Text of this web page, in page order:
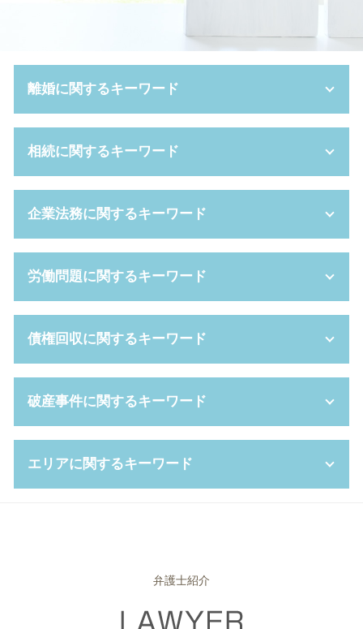
離婚に関するキーワード
離婚 慰謝料
dv 夫 離婚
財産分与 対象
離婚 手続き流れ
養育費 強制執行
調停 費用
妻 モラハラ
dv 離婚 慰謝料
離婚 種類
養育費 平均
養育費 調停
家裁 調停
離婚後 手続き
相続に関するキーワード
任意後見 費用
遺産分割協議書 作成
公正証書遺言 必要書類
相続財産 管理人
任意後見人 デメリット
みなし相続財産 とは
成年後見 弁護士
相続財産 寄付
相続放棄 空き家
連帯保証人 相続
成年後見人 なれる人
企業法務に関するキーワード
事業譲渡 契約書
新設分割 手続き
コンプライアンス 対策
吸収合併 手続き
カスタマーハラスメント 対応
自己都合 退職
株式交換 株式移転
上司 セクハラ
契約 不履行
パワー ハラスメント
労働問題に関するキーワード
残業代 請求
時間外労働 手当
パワハラ 訴える
労働審判 解決金 相場
長時間 労働問題
パワハラ 上司
自己都合退職 とは
債権回収に関するキーワード
支払督促 オンライン
債権 消滅時効
個人再生 期間
債権 債務 違い
少額訴訟 強制執行
少額訴訟 デメリット
破産事件に関するキーワード
住宅ローン 破産
少額 管財
自己破産後 クレジットカード
エリアに関するキーワード
企業法務 高槻市 相談
弁護士紹介